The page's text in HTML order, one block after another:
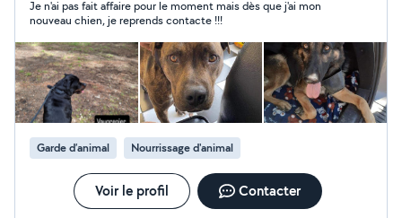
promenades (BA, staff, barzoï...). Je me suis surtout
occupé de gros toutous, je me sens plus à l'aise à leurs
côtés. Je suis diplômé ACACED. Je dispose d'un
appartement et d'une grande terrasse sécurisée.
Plusieurs randonnées possibles directement en bas de
chez moi, ombragées et au calme. Calme, de confiance
et sérieux, je me suis toujours adapté aux chiens dont je
me suis occupé, qu'ils soient pantouflards, sportifs ou
réactifs envers les congénères. J'accepte les chiens de
1ère et de 2ème catégorie. Je peux également
facilement me déplacer si besoin. Si vous le voulez,
j'envoie régulièrement des photos et des informations
Je n'ai pas fait affaire pour le moment mais dès que j'ai mon
nouveau chien, je reprends contacte !!!
Garde d’animal Nourrissage d'animal
Voir le profil Contacter